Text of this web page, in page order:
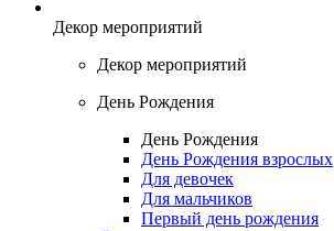
Декор мероприятий
Декор мероприятий
День Рождения
День Рождения
День Рождения взрослых
Для девочек
Для мальчиков
Первый день рождения